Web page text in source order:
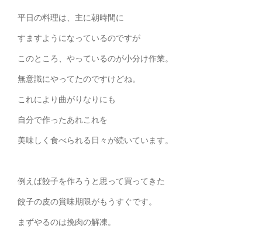
平日の料理は、主に朝時間に
すますようになっているのですが
このところ、やっているのが小分け作業。
無意識にやってたのですけどね。
これにより曲がりなりにも
自分で作ったあれこれを
美味しく食べられる日々が続いています。
例えば餃子を作ろうと思って買ってきた
餃子の皮の賞味期限がもうすぐです。
まずやるのは挽肉の解凍。